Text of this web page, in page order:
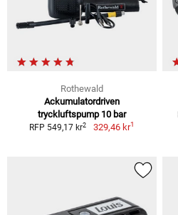
Rothewald
Ackumulatordriven
tryckluftspump 10 bar
RFP 549,17 kr2 329,46 kr1